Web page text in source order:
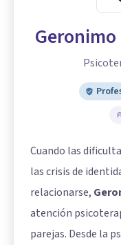
Cuando las
las crisis de
relacionarse,
atención
parejas. Desde la